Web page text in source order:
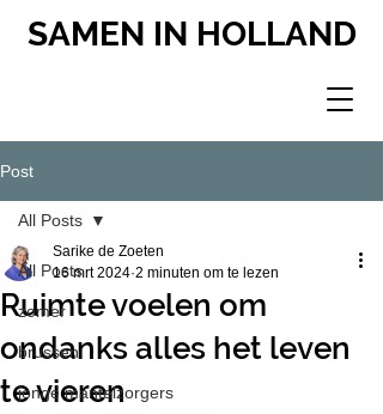
SAMEN IN HOLLAND
Post
All Posts
zomer
brussen
jonge mantelzorgers
All Posts
Ruimte voelen om
ondanks alles het leven
te vieren
Sarike de Zoeten
16 mrt 2024 2 minuten om te lezen